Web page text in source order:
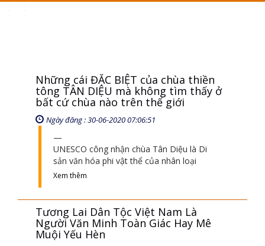
Những cái ĐẶC BIỆT của chùa thiền
tông TÂN DIỆU mà không tìm thấy ở
bất cứ chùa nào trên thế giới
Ngày đăng : 30-06-2020 07:06:51
UNESCO công nhận chùa Tân Diệu là Di
sản văn hóa phi vật thể của nhân loại
Xem thêm
Tương Lai Dân Tộc Việt Nam Là
Người Văn Minh Toàn Giác Hay Mê
Muội Yếu Hèn